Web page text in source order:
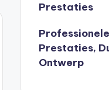
Prestaties
Prestaties,
Ontwerp